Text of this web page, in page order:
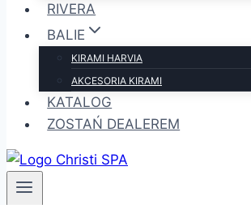
RIVERA
BALIE
KIRAMI HARVIA
AKCESORIA KIRAMI
KATALOG
ZOSTAŃ DEALEREM